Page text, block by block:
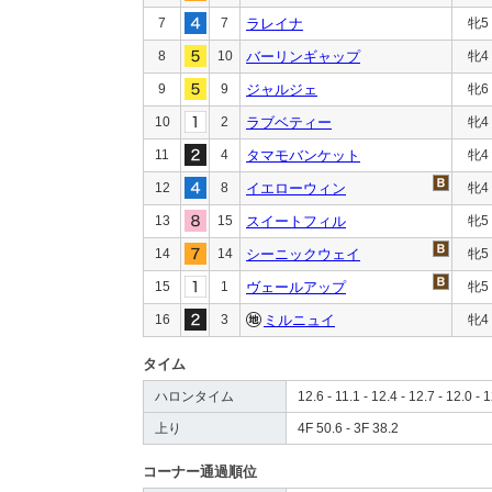
7 7 ラレイナ 牝5
8 10 バーリンギャップ 牝4
9 9 ジャルジェ 牝6
10 2 ラブベティー 牝4
11 4 タマモバンケット 牝4
12 8 イエローウィン 牝4
13 15 スイートフィル 牝5
14 14 シーニックウェイ 牝5
15 1 ヴェールアップ 牝5
16 3 ミルニュイ 牝4
タイム
ハロンタイム 12.6 - 11.1 - 12.4 - 12.7 - 12.0 -
上り 4F 50.6 - 3F 38.2
コーナー通過順位